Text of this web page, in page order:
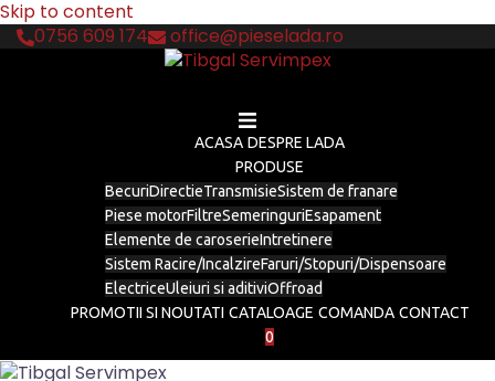
Skip to content
0756 609 174
office@pieselada.ro
ACASA DESPRE LADA
PRODUSE
BecuriDirectieTransmisieSistem de franare
Piese motorFiltreSemeringuriEsapament
Elemente de caroserieIntretinere
Sistem Racire/IncalzireFaruri/Stopuri/Dispensoare
ElectriceUleiuri si aditiviOffroad
PROMOTII SI NOUTATI CATALOAGE COMANDA CONTACT
0